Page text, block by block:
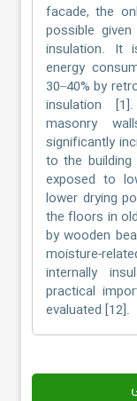
facade, the
possible
insulation. It
energy
30–40% by
insulation
masonry
significantly
to the
exposed to
lower drying
the floors in
by wooden
moisture-
internally
practical
evaluated [12].